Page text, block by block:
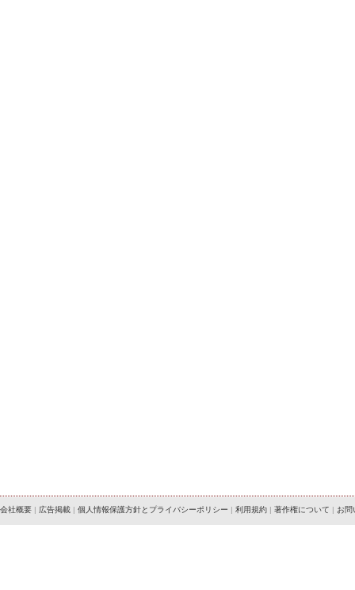
会社概要 | 広告掲載 | 個人情報保護方針とプライバシーポリシー | 利用規約 | 著作権について | お問